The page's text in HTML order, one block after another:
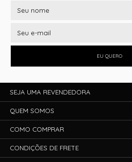
EU QUERO
SEJA UMA REVENDEDORA
QUEM SOMOS
COMO COMPRAR
CONDIÇÕES DE FRETE